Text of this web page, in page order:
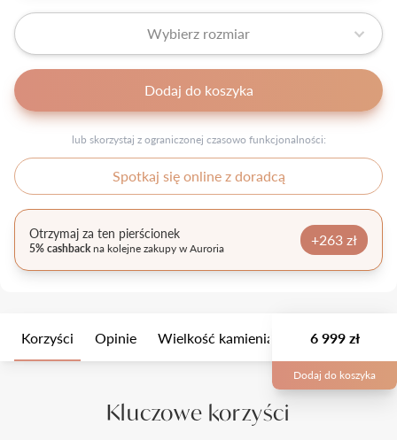
Wybierz rozmiar
Dodaj do koszyka
lub skorzystaj z ograniczonej czasowo funkcjonalności:
Spotkaj się online z doradcą
Otrzymaj za ten pierścionek
5% cashbackna kolejne zakupy w Auroria +263 zł
Korzyści Opinie Wielkość kamienia Opis
6 999 zł
Dodaj do koszyka
Kluczowe korzyści